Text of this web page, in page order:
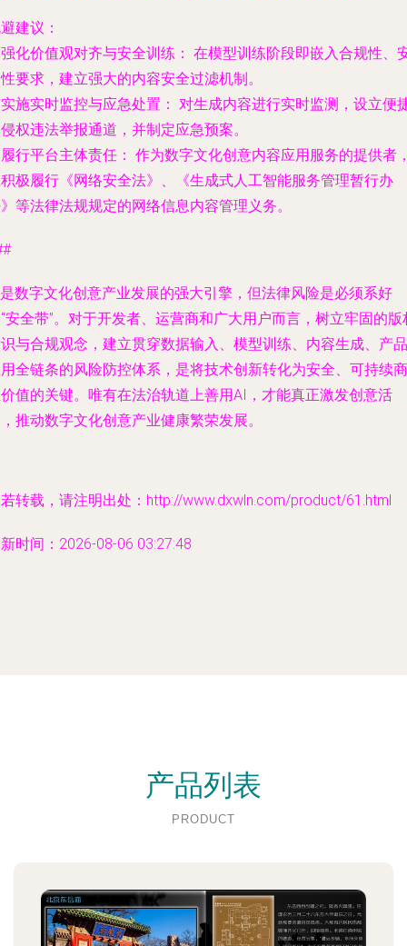
建议：
强化价值观对齐与安全训练： 在模型训练阶段即嵌入合规性、
要求，建立强大的内容安全过滤机制。
实施实时监控与应急处置： 对生成内容进行实时监测，设立便
权违法举报通道，并制定应急预案。
履行平台主体责任： 作为数字文化创意内容应用服务的提供者
极履行《网络安全法》、《生成式人工智能服务管理暂行办
等法律法规规定的网络信息内容管理义务。
数字文化创意产业发展的强大引擎，但法律风险是必须系好
安全带”。对于开发者、运营商和广大用户而言，树立牢固的版
与合规观念，建立贯穿数据输入、模型训练、内容生成、产品
全链条的风险防控体系，是将技术创新转化为安全、可持续商
值的关键。唯有在法治轨道上善用AI，才能真正激发创意活
推动数字文化创意产业健康繁荣发展。
转载，请注明出处：http://www.dxwln.com/product/61.html
时间：2026-08-06 03:27:48
产品列表
PRODUCT